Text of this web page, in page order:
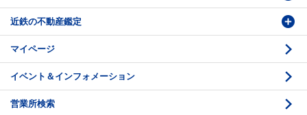
購入のお問い合わせ
学園前賃貸センター
賃貸借のお問い合わせ
購入・売却の流れ
収益不動産の取扱
底地の資産性
相続と不動産
近鉄の不動産鑑定
時価評価支援
鑑定評価ご相談例
鑑定評価の流れ
マイページ
イベント＆インフォメーション
営業所検索